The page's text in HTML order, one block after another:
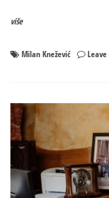
više
Milan Knežević